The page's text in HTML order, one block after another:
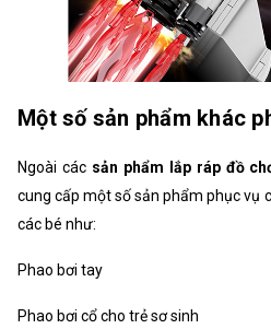
Một số sản phẩm khác
Ngoài các sản phẩm lắp ráp đồ
cung cấp một số sản phẩm phục vụ
các bé như:
Phao bơi tay
Phao bơi cổ cho trẻ sơ sinh